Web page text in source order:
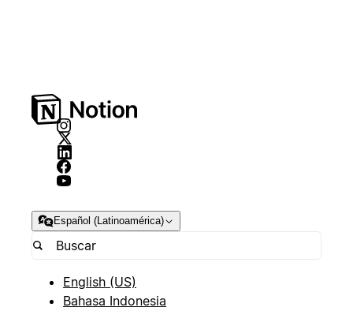
Español (Latinoamérica)
English (US)
Bahasa Indonesia